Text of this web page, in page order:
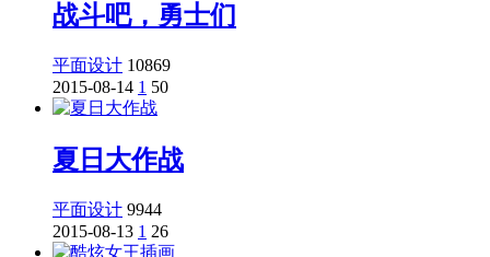
战斗吧，勇士们
平面设计 10869
2015-08-14 1 50
夏日大作战
平面设计 9944
2015-08-13 1 26